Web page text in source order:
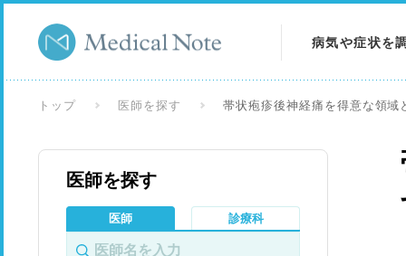
病気や症状を
トップ 医師を探す 帯状疱疹後神経痛を得意な領域
医師を探す
医師 診療科